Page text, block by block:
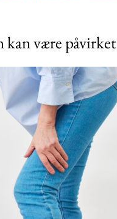
Plans
access
/ forever
lobortis sit
kan være påvirket